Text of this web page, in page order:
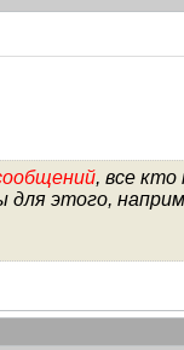
, все
для этого,